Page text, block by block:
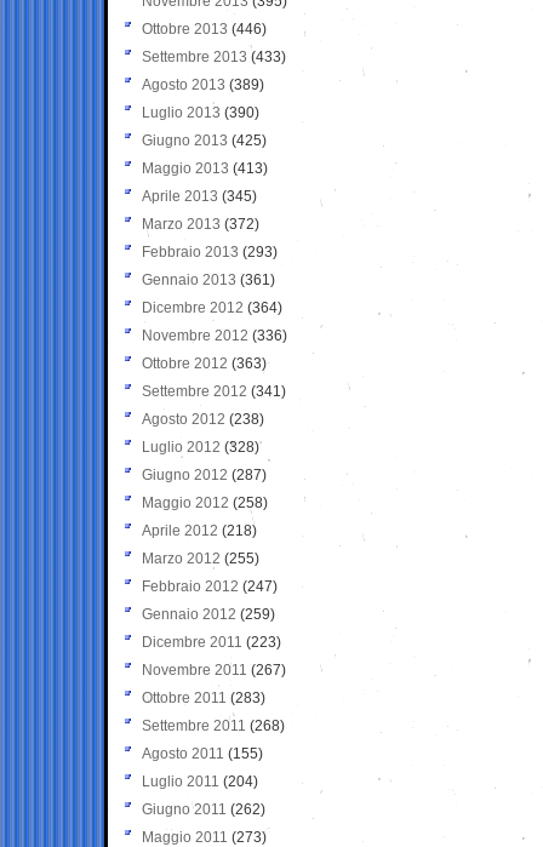
Ottobre 2013 (446)
Settembre 2013 (433)
Agosto 2013 (389)
Luglio 2013 (390)
Giugno 2013 (425)
Maggio 2013 (413)
Aprile 2013 (345)
Marzo 2013 (372)
Febbraio 2013 (293)
Gennaio 2013 (361)
Dicembre 2012 (364)
Novembre 2012 (336)
Ottobre 2012 (363)
Settembre 2012 (341)
Agosto 2012 (238)
Luglio 2012 (328)
Giugno 2012 (287)
Maggio 2012 (258)
Aprile 2012 (218)
Marzo 2012 (255)
Febbraio 2012 (247)
Gennaio 2012 (259)
Dicembre 2011 (223)
Novembre 2011 (267)
Ottobre 2011 (283)
Settembre 2011 (268)
Agosto 2011 (155)
Luglio 2011 (204)
Giugno 2011 (262)
Maggio 2011 (273)